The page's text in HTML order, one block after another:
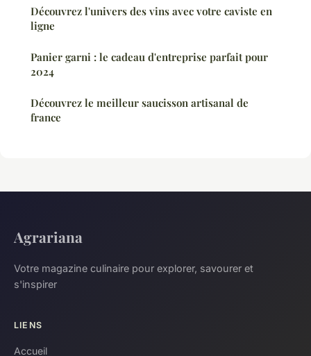
Découvrez l'univers des vins avec votre caviste en
ligne
Panier garni : le cadeau d'entreprise parfait pour
2024
Découvrez le meilleur saucisson artisanal de
france
Agrariana
Votre magazine culinaire pour explorer, savourer et
s'inspirer
LIENS
Accueil